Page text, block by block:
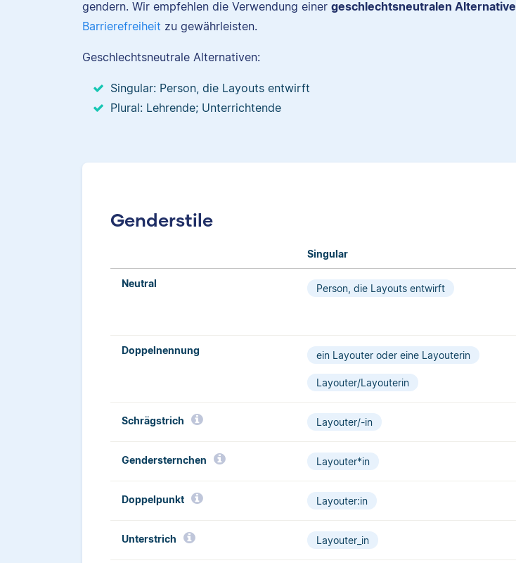
gendern. Wir empfehlen die Verwendung einer geschlechtsneutralen Alternative
Barrierefreiheit zu gewährleisten.
Geschlechtsneutrale Alternativen:
Singular: Person, die Layouts entwirft
Plural: Lehrende; Unterrichtende
Genderstile
Singular
Neutral Person, die Layouts entwirft
Doppelnennung ein Layouter oder eine Layouterin
Layouter/Layouterin
Schrägstrich­ Layouter/-in
Gendersternchen Layouter*in
Doppelpunkt Layouter:in
Unterstrich Layouter_in